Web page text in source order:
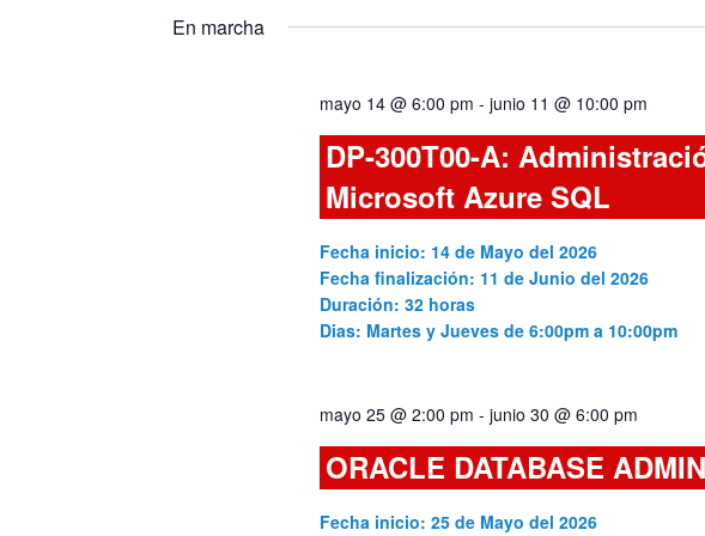
y
para
En marcha
mayo 14 @ 6:00 pm - junio 11 @ 10:00 pm
DP-300T00-A:
Microsoft Azure SQL
Fecha inicio: 14 de Mayo del 2026
Fecha finalización: 11 de Junio del 2026
Duración: 32 horas
Dias: Martes y Jueves de 6:00pm a 10:00pm
mayo 25 @ 2:00 pm - junio 30 @ 6:00 pm
ORACLE DATABASE
Fecha inicio: 25 de Mayo del 2026